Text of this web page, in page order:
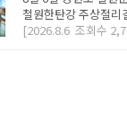
철원한탄강 주상절리
[2026.8.6 조회수